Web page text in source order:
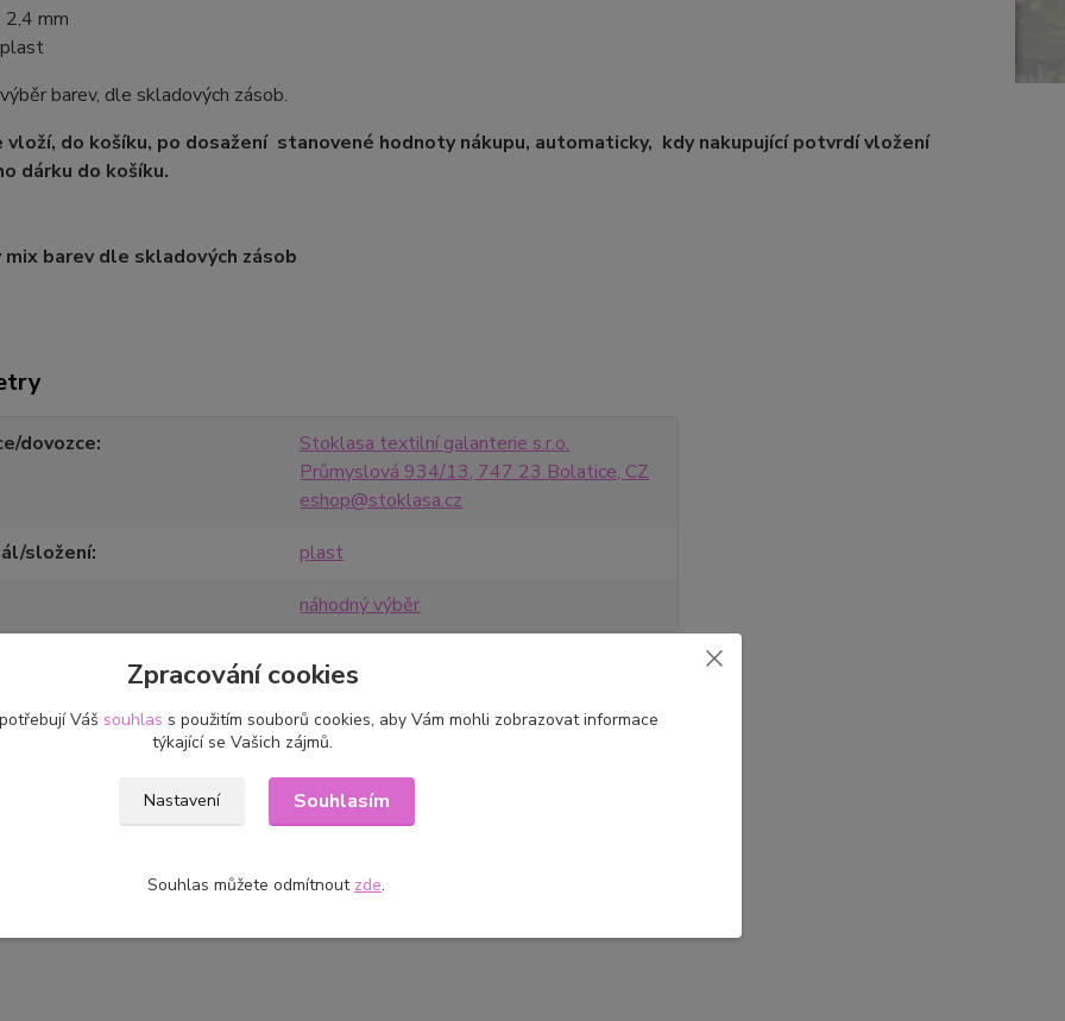
mm
barev, dle skladových zásob.
vloží, do košíku, po dosažení stanovené hodnoty nákupu, automaticky, kdy nakupující potvrdí vložení
dárku do košíku.
mix barev dle skladových zásob
dovozce
Stoklasa textilní galanterie s.r.o.
Průmyslová 934/13, 747 23 Bolatice, CZ
eshop@stoklasa.cz
složení
plast
náhodný výběr
v kategoriích
Zpracování cookies
Váš souhlas s použitím souborů cookies, aby Vám mohli zobrazovat informace
týkající se Vašich zájmů.
Nastavení Souhlasím
Souhlas můžete odmítnout zde.